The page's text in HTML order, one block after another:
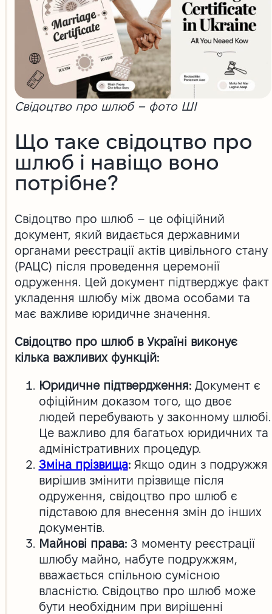
Свідоцтво про шлюб – фото ШІ
Що таке свідоцтво про
шлюб і навіщо воно
потрібне?
Свідоцтво про шлюб – це офіційний
документ, який видається державними
органами реєстрації актів цивільного стану
(РАЦС) після проведення церемонії
одруження. Цей документ підтверджує факт
укладення шлюбу між двома особами та
має важливе юридичне значення.
Свідоцтво про шлюб в Україні виконує
кілька важливих функцій:
Юридичне підтвердження:Документ є
офіційним доказом того, що двоє
людей перебувають у законному шлюбі.
Це важливо для багатьох юридичних та
адміністративних процедур.
Зміна прізвища: Якщо один з подружжя
вирішив змінити прізвище після
одруження, свідоцтво про шлюб є
підставою для внесення змін до інших
документів.
Майнові права: З моменту реєстрації
шлюбу майно, набуте подружжям,
вважається спільною сумісною
власністю. Свідоцтво про шлюб може
бути необхідним при вирішенні